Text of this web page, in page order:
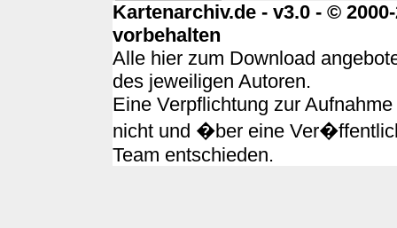
Kartenarchiv.de - v3.0 - ©
vorbehalten
Alle hier zum Download
des jeweiligen Autoren.
Eine Verpflichtung zur
nicht und �ber eine
Team entschieden.